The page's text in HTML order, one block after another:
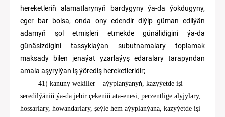
hereketleriň alamatlarynyň bardygyny ýa-da ýokdugyny,
eger bar bolsa, onda ony edendir diýip güman edilýän
adamyň şol etmişleri etmekde günälidigini ýa-da
günäsizdigini tassyklaýan subutnamalary toplamak
maksady bilen jenaýat yzarlaýyş edaralary tarapyndan
amala aşyrylýan iş ýörediş hereketleridir;
41) kanuny wekiller – aýyplanýanyň, kazyýetde işi
seredilýäniň ýa-da jebir çekeniň ata-enesi, perzentlige alyjylary,
hossarlary, howandarlary, şeýle hem aýyplanýana, kazyýetde işi